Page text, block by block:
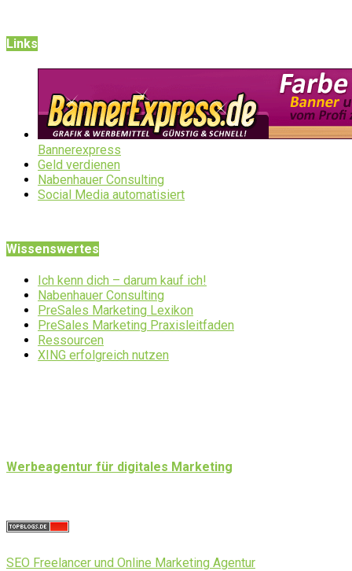
Links
Bannerexpress
Geld verdienen
Nabenhauer Consulting
Social Media automatisiert
Wissenswertes
Ich kenn dich – darum kauf ich!
Nabenhauer Consulting
PreSales Marketing Lexikon
PreSales Marketing Praxisleitfaden
Ressourcen
XING erfolgreich nutzen
Werbeagentur für digitales Marketing
SEO Freelancer und Online Marketing Agentur